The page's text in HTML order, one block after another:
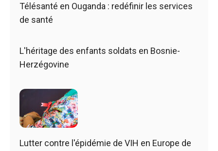
Télésanté en Ouganda : redéfinir les services
de santé
L'héritage des enfants soldats en Bosnie-
Herzégovine
Lutter contre l'épidémie de VIH en Europe de